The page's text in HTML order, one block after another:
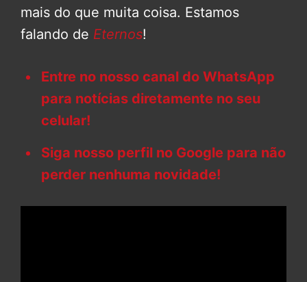
mais do que muita coisa. Estamos
falando de Eternos!
Entre no nosso canal do WhatsApp
para notícias diretamente no seu
celular!
Siga nosso perfil no Google para não
perder nenhuma novidade!